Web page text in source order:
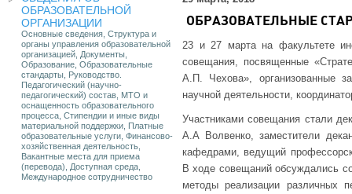
ОБРАЗОВАТЕЛЬНОЙ
ОРГАНИЗАЦИИ
Основные сведения, Структура и
органы управления образовательной
организацией, Документы,
Образование, Образовательные
стандарты, Руководство.
Педагогический (научно-
педагогический) состав, МТО и
оснащенность образовательного
процесса, Стипендии и иные виды
материальной поддержки, Платные
образовательные услуги, Финансово-
хозяйственная деятельность,
Вакантные места для приема
(перевода), Доступная среда,
Международное сотрудничество
ОБРАЗОВАТЕЛЬНЫЕ
23 и 27 марта на факультете
совещания, посвященные
А.П. Чехова», организованные
научной деятельности,
Участниками совещания стали
А.А Волвенко, заместители
кафедрами, ведущий
В ходе совещаний обсуждались
методы реализации различных